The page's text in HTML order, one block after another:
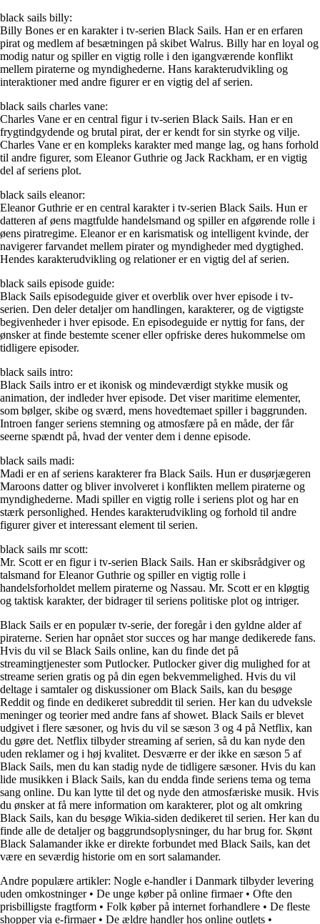
black sails billy:
Billy Bones er en karakter i tv-serien Black Sails. Han er en erfaren
pirat og medlem af besætningen på skibet Walrus. Billy har en loyal og
modig natur og spiller en vigtig rolle i den igangværende konflikt
mellem piraterne og myndighederne. Hans karakterudvikling og
interaktioner med andre figurer er en vigtig del af serien.
black sails charles vane:
Charles Vane er en central figur i tv-serien Black Sails. Han er en
frygtindgydende og brutal pirat, der er kendt for sin styrke og vilje.
Charles Vane er en kompleks karakter med mange lag, og hans forhold
til andre figurer, som Eleanor Guthrie og Jack Rackham, er en vigtig
del af seriens plot.
black sails eleanor:
Eleanor Guthrie er en central karakter i tv-serien Black Sails. Hun er
datteren af ​​øens magtfulde handelsmand og spiller en afgørende rolle i
øens piratregime. Eleanor er en karismatisk og intelligent kvinde, der
navigerer farvandet mellem pirater og myndigheder med dygtighed.
Hendes karakterudvikling og relationer er en vigtig del af serien.
black sails episode guide:
Black Sails episodeguide giver et overblik over hver episode i tv-
serien. Den deler detaljer om handlingen, karakterer, og de vigtigste
begivenheder i hver episode. En episodeguide er nyttig for fans, der
ønsker at finde bestemte scener eller opfriske deres hukommelse om
tidligere episoder.
black sails intro:
Black Sails intro er et ikonisk og mindeværdigt stykke musik og
animation, der indleder hver episode. Det viser maritime elementer,
som bølger, skibe og sværd, mens hovedtemaet spiller i baggrunden.
Introen fanger seriens stemning og atmosfære på en måde, der får
seerne spændt på, hvad der venter dem i denne episode.
black sails madi:
Madi er en af ​​seriens karakterer fra Black Sails. Hun er dusørjægeren
Maroons datter og bliver involveret i konflikten mellem piraterne og
myndighederne. Madi spiller en vigtig rolle i seriens plot og har en
stærk personlighed. Hendes karakterudvikling og forhold til andre
figurer giver et interessant element til serien.
black sails mr scott:
Mr. Scott er en figur i tv-serien Black Sails. Han er skibsrådgiver og
talsmand for Eleanor Guthrie og spiller en vigtig rolle i
handelsforholdet mellem piraterne og Nassau. Mr. Scott er en kløgtig
og taktisk karakter, der bidrager til seriens politiske plot og intriger.
Black Sails er en populær tv-serie, der foregår i den gyldne alder af
piraterne. Serien har opnået stor succes og har mange dedikerede fans.
Hvis du vil se Black Sails online, kan du finde det på
streamingtjenester som Putlocker. Putlocker giver dig mulighed for at
streame serien gratis og på din egen bekvemmelighed. Hvis du vil
deltage i samtaler og diskussioner om Black Sails, kan du besøge
Reddit og finde en dedikeret subreddit til serien. Her kan du udveksle
meninger og teorier med andre fans af showet. Black Sails er blevet
udgivet i flere sæsoner, og hvis du vil se sæson 3 og 4 på Netflix, kan
du gøre det. Netflix tilbyder streaming af serien, så du kan nyde den
uden reklamer og i høj kvalitet. Desværre er der ikke en sæson 5 af
Black Sails, men du kan stadig nyde de tidligere sæsoner. Hvis du kan
lide musikken i Black Sails, kan du endda finde seriens tema og tema
sang online. Du kan lytte til det og nyde den atmosfæriske musik. Hvis
du ønsker at få mere information om karakterer, plot og alt omkring
Black Sails, kan du besøge Wikia-siden dedikeret til serien. Her kan du
finde alle de detaljer og baggrundsoplysninger, du har brug for. Skønt
Black Salamander ikke er direkte forbundet med Black Sails, kan det
være en seværdig historie om en sort salamander.
Andre populære artikler: Nogle e-handler i Danmark tilbyder levering
uden omkostninger• De unge køber på online firmaer• Ofte den
prisbilligste fragtform • Folk køber på internet forhandlere • De fleste
shopper via e-firmaer• De ældre handler hos online outlets •